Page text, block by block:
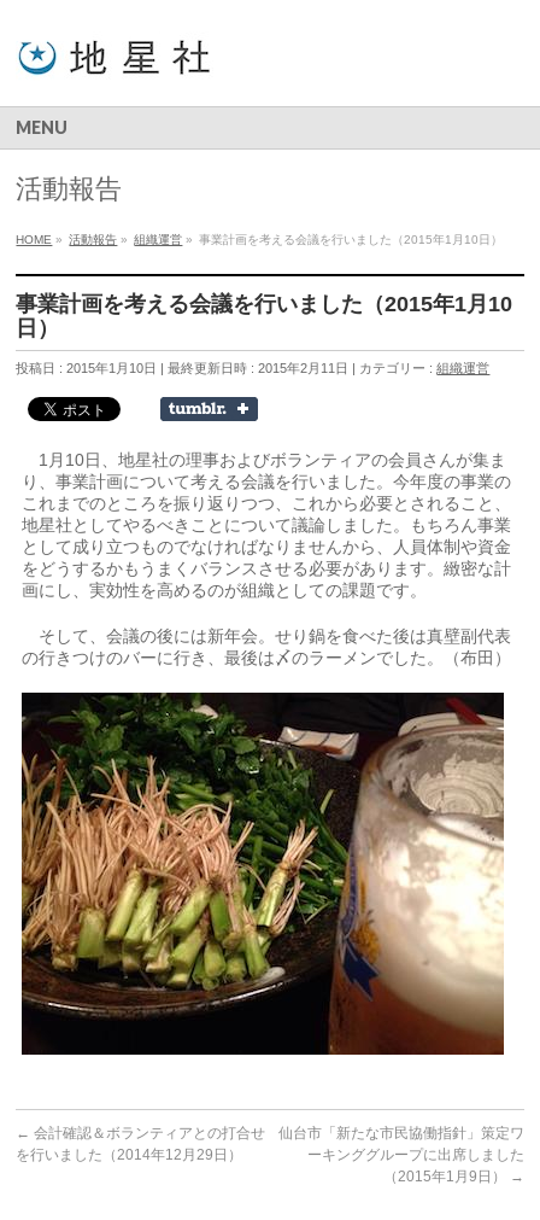
MENU
活動報告
HOME » 活動報告 » 組織運営 » 事業計画を考える会議を行いました（2015年1月10日）
事業計画を考える会議を行いました（2015年1月10
日）
投稿日 : 2015年1月10日 最終更新日時 : 2015年2月11日 カテゴリー :組織運営
1月10日、地星社の理事およびボランティアの会員さんが集ま
り、事業計画について考える会議を行いました。今年度の事業の
これまでのところを振り返りつつ、これから必要とされること、
地星社としてやるべきことについて議論しました。もちろん事業
として成り立つものでなければなりませんから、人員体制や資金
をどうするかもうまくバランスさせる必要があります。緻密な計
画にし、実効性を高めるのが組織としての課題です。
そして、会議の後には新年会。せり鍋を食べた後は真壁副代表
の行きつけのバーに行き、最後は〆のラーメンでした。（布田）
← 会計確認＆ボランティアとの打合せ
を行いました（2014年12月29日）
仙台市「新たな市民協働指針」策定ワ
ーキンググループに出席しました
（2015年1月9日）
→